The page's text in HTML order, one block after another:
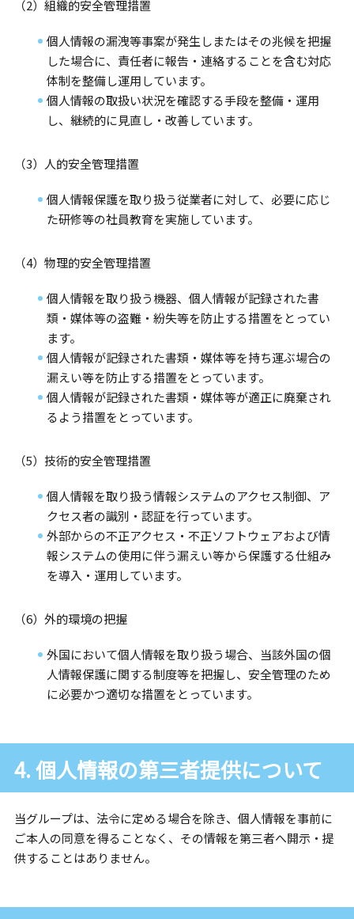
（2）組織的安全管理措置
個人情報の漏洩等事案が発生しまたはその兆候を把握
した場合に、責任者に報告・連絡することを含む対応
体制を整備し運用しています。
個人情報の取扱い状況を確認する手段を整備・運用
し、継続的に見直し・改善しています。
（3）人的安全管理措置
個人情報保護を取り扱う従業者に対して、必要に応じ
た研修等の社員教育を実施しています。
（4）物理的安全管理措置
個人情報を取り扱う機器、個人情報が記録された書
類・媒体等の盗難・紛失等を防止する措置をとってい
ます。
個人情報が記録された書類・媒体等を持ち運ぶ場合の
漏えい等を防止する措置をとっています。
個人情報が記録された書類・媒体等が適正に廃棄され
るよう措置をとっています。
（5）技術的安全管理措置
個人情報を取り扱う情報システムのアクセス制御、ア
クセス者の識別・認証を行っています。
外部からの不正アクセス・不正ソフトウェアおよび情
報システムの使用に伴う漏えい等から保護する仕組み
を導入・運用しています。
（6）外的環境の把握
外国において個人情報を取り扱う場合、当該外国の個
人情報保護に関する制度等を把握し、安全管理のため
に必要かつ適切な措置をとっています。
4. 個人情報の第三者提供について
当グループは、法令に定める場合を除き、個人情報を事前に
ご本人の同意を得ることなく、その情報を第三者へ開示・提
供することはありません。